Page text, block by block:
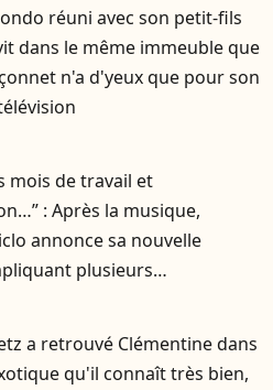
réuni avec son petit-fils
dans le même immeuble que
n'a d'yeux que pour son
mois de travail et
: Après la musique,
annonce sa nouvelle
plusieurs
a retrouvé Clémentine dans
qu'il connaît très bien,